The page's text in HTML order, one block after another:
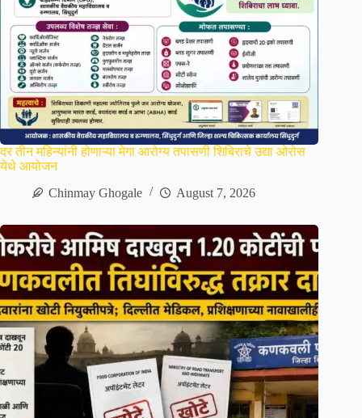
दर तीन महिन्यांनी होणाऱ्या मेगा आरोग्य तपासणी शिबिराचे उद्या ओरोस
येथे आयोजन
Chinmay Ghogale
August 7, 2026